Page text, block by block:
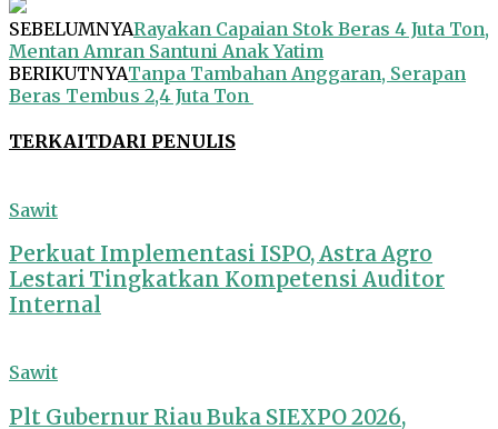
SEBELUMNYARayakan Capaian Stok Beras 4 Juta Ton,
Mentan Amran Santuni Anak Yatim
BERIKUTNYATanpa Tambahan Anggaran, Serapan
Beras Tembus 2,4 Juta Ton
TERKAITDARI PENULIS
Sawit
Perkuat Implementasi ISPO, Astra Agro
Lestari Tingkatkan Kompetensi Auditor
Internal
Sawit
Plt Gubernur Riau Buka SIEXPO 2026,